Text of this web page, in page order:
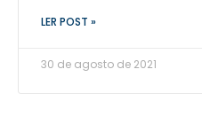
LER POST »
30 de agosto de 2021